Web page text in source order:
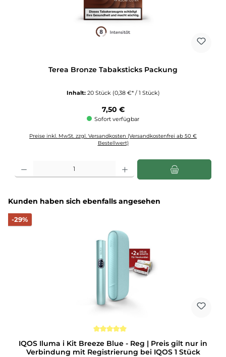
Terea Bronze Tabaksticks Packung
Inhalt: 20 Stück (0,38 €* / 1 Stück)
Regulärer Preis:
7,50 €
Sofort verfügbar
Preise inkl. MwSt. zzgl. Versandkosten (Versandkostenfrei ab 50 €
Bestellwert)
Produkt Anzahl: Gib den gewünschten Wert ein oder benutze die Schaltflächen
Produktgalerie überspringen
Kunden haben sich ebenfalls angesehen
-29%Rabatt
IQOS Iluma i Kit Breeze Blue - Reg | Preis gilt nur in
Verbindung mit Registrierung bei IQOS 1 Stück